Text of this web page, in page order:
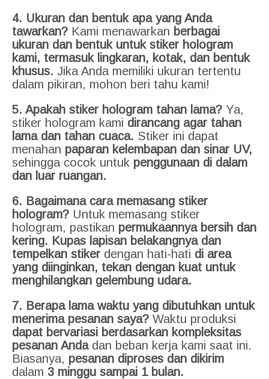
4. Ukuran dan bentuk apa yang Anda
tawarkan? Kami menawarkan berbagai
ukuran dan bentuk untuk stiker hologram
kami, termasuk lingkaran, kotak, dan bentuk
khusus. Jika Anda memiliki ukuran tertentu
dalam pikiran, mohon beri tahu kami!
5. Apakah stiker hologram tahan lama? Ya,
stiker hologram kami dirancang agar tahan
lama dan tahan cuaca. Stiker ini dapat
menahan paparan kelembapan dan sinar UV,
sehingga cocok untuk penggunaan di dalam
dan luar ruangan.
6. Bagaimana cara memasang stiker
hologram? Untuk memasang stiker
hologram, pastikan permukaannya bersih dan
kering. Kupas lapisan belakangnya dan
tempelkan stiker dengan hati-hati di area
yang diinginkan, tekan dengan kuat untuk
menghilangkan gelembung udara.
7. Berapa lama waktu yang dibutuhkan untuk
menerima pesanan saya? Waktu produksi
dapat bervariasi berdasarkan kompleksitas
pesanan Andadan beban kerja kami saat ini.
Biasanya, pesanan diproses dan dikirim
dalam 3 minggu sampai 1 bulan.